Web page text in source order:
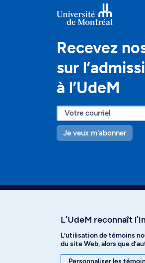
Recevez
sur
à l’UdeM
Je veux m'abonner
Facebook
L’UdeM reconnaît
L’utilisation de témoins
du site Web, alors que
Personnaliser les